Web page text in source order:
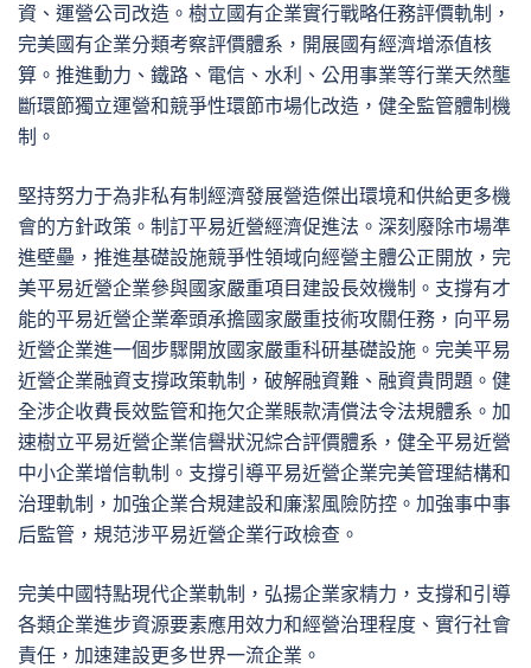
資、運營公司改造。樹立國有企業實行戰略任務評價軌制，
完美國有企業分類考察評價體系，開展國有經濟增添值核
算。推進動力、鐵路、電信、水利、公用事業等行業天然壟
斷環節獨立運營和競爭性環節市場化改造，健全監管體制機
制。
堅持努力于為非私有制經濟發展營造傑出環境和供給更多機
會的方針政策。制訂平易近營經濟促進法。深刻廢除市場準
進壁壘，推進基礎設施競爭性領域向經營主體公正開放，完
美平易近營企業參與國家嚴重項目建設長效機制。支撐有才
能的平易近營企業牽頭承擔國家嚴重技術攻關任務，向平易
近營企業進一個步驟開放國家嚴重科研基礎設施。完美平易
近營企業融資支撐政策軌制，破解融資難、融資貴問題。健
全涉企收費長效監管和拖欠企業賬款清償法令法規體系。加
速樹立平易近營企業信譽狀況綜合評價體系，健全平易近營
中小企業增信軌制。支撐引導平易近營企業完美管理結構和
治理軌制，加強企業合規建設和廉潔風險防控。加強事中事
后監管，規范涉平易近營企業行政檢查。
完美中國特點現代企業軌制，弘揚企業家精力，支撐和引導
各類企業進步資源要素應用效力和經營治理程度、實行社會
責任，加速建設更多世界一流企業。